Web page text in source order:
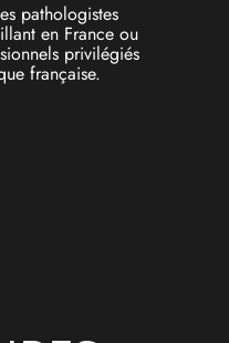
pathologistes
en France ou
privilégiés
française.